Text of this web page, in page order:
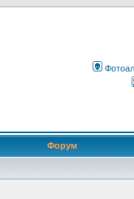
Форум